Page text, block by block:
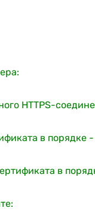
HTTPS-
в порядке
в